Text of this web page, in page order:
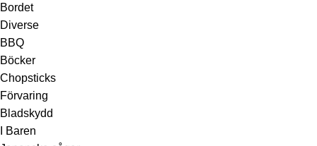
Bordet
Diverse
BBQ
Böcker
Chopsticks
Förvaring
Bladskydd
I Baren